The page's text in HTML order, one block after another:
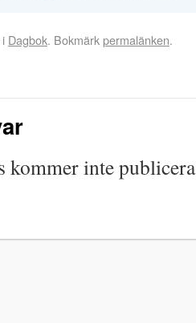
i Dagbok. Bokmärkpermalänken.
kommer inte